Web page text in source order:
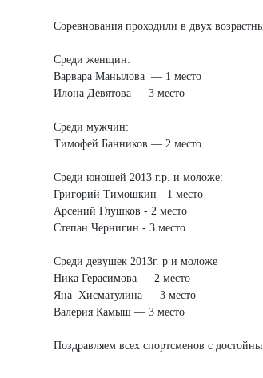
Соревнования проходили в двух
Среди женщин:
Варвара Манылова — 1 место
Илона Девятова — 3 место
Среди мужчин:
Тимофей Банников — 2 место
Среди юношей 2013 г.р. и моложе:
Григорий Тимошкин - 1 место
Арсений Глушков - 2 место
Степан Чернигин - 3 место
Среди девушек 2013г. р и моложе
Ника Герасимова — 2 место
Яна Хисматулина — 3 место
Валерия Камыш — 3 место
Поздравляем всех спортсменов с